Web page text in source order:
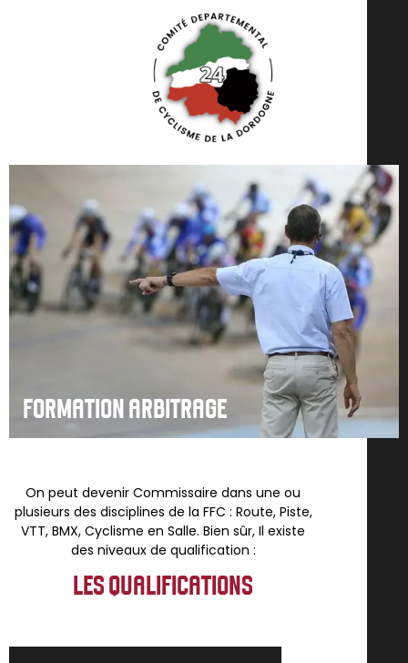
FORMATION ARBITRAGE
On peut devenir Commissaire dans une ou
plusieurs des disciplines de la FFC : Route, Piste,
VTT, BMX, Cyclisme en Salle. Bien sûr, Il existe
des niveaux de qualification :
LES QUALIFICATIONS